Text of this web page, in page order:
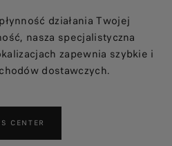
działania Twojej
nasza specjalistyczna
zapewnia szybkie i
dostawczych.
CENTER